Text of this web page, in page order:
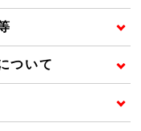
ついて